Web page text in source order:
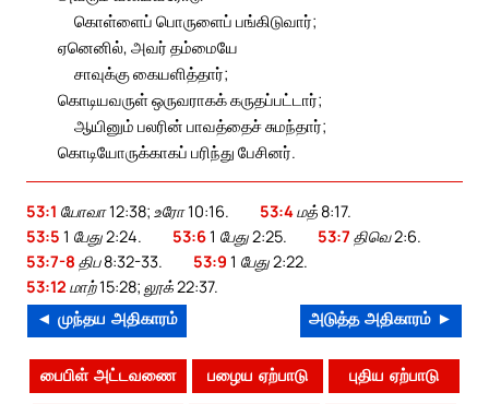
கொள்ளைப் பொருளைப் பங்கிடுவார்;
ஏனெனில், அவர் தம்மையே
சாவுக்கு கையளித்தார்;
கொடியவருள் ஒருவராகக் கருதப்பட்டார்;
ஆயினும் பலரின் பாவத்தைச் சுமந்தார்;
கொடியோருக்காகப் பரிந்து பேசினர்.
53:1 யோவா 12:38; உரோ 10:16. 53:4மத் 8:17.
53:5 1 பேது 2:24. 53:61 பேது 2:25. 53:7 திவெ 2:6.
53:7-8 திப 8:32-33. 53:9 1 பேது 2:22.
53:12 மாற் 15:28; லூக் 22:37.
◄ முந்தய அதிகாரம் அடுத்த அதிகாரம் ►
பைபிள் அட்டவணை பழைய ஏற்பாடு புதிய ஏற்பாடு